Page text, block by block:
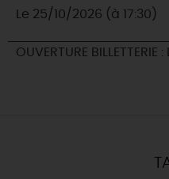
Le 25/10/2026 (à 17:30)
OUVERTURE